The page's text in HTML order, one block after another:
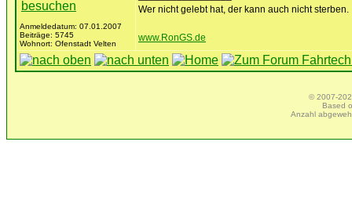
Anmeldedatum: 07.01.2007
Beiträge: 5745
Wohnort: Ofenstadt Velten
Wer nicht gelebt hat, der kann auch nicht sterben.
www.RonGS.de
© 2007-
Based
Anzahl